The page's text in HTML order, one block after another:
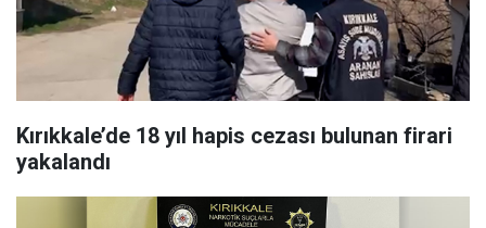
Kırıkkale’de 18 yıl hapis cezası bulunan firari
yakalandı